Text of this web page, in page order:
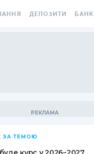
ВІНЬЄТКА
ДЕПОЗИТИ
ПИТАННЯ ТА
ЗА ТЕМОЮ